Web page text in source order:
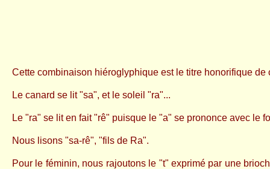
Cette combinaison hiéroglyphique est le titre honorifique de
Le canard se lit "sa", et le soleil "ra"...
Le "ra" se lit en fait "rê" puisque le "a" se prononce avec le
Nous lisons "sa-rê", "fils de Ra".
Pour le féminin, nous rajoutons le "t" exprimé par une